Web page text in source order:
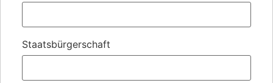
Staatsbürgerschaft